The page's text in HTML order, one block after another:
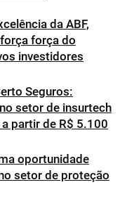
da ABF,
força do
investidores
Seguros:
setor de insurtech
partir de R$ 5.100
oportunidade
setor de proteção